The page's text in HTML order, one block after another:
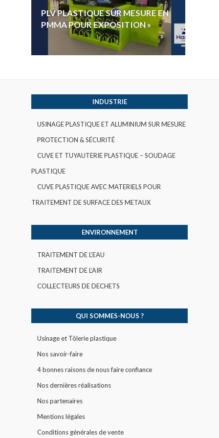
PLV PLASTIQUE SUR MESURE EN
PMMA POUR EXPOSITION »
INDUSTRIE
USINAGE PLASTIQUE ET ALUMINIUM SUR MESURE
PROTECTION & SÉCURITÉ
CUVE ET TUYAUTERIE PLASTIQUE – SOUDAGE
PLASTIQUE
CUVE PLASTIQUE AVEC MATERIELS POUR
TRAITEMENT DE SURFACE DES METAUX
ENVIRONNEMENT
TRAITEMENT DE L’EAU
TRAITEMENT DE L’AIR
COLLECTEURS DE DECHETS
QUI SOMMES-NOUS ?
Usinage et Tôlerie plastique
Nos savoir-faire
4 bonnes raisons de nous faire confiance
Nos dernières réalisations
Nos partenaires
Mentions légales
Conditions générales de vente